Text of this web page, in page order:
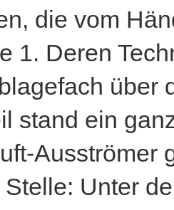
die vom
1. Deren
über
stand ein
Ausströmer
Unter